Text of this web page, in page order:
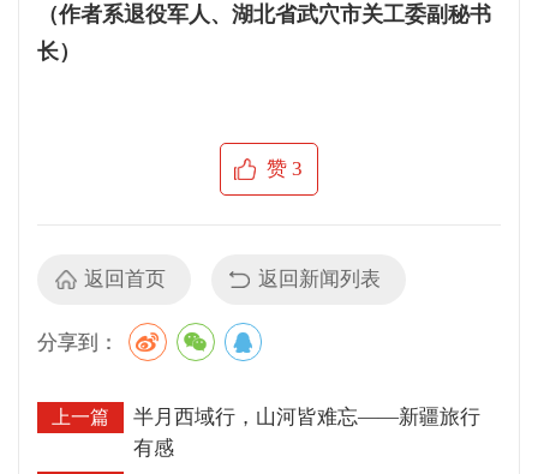
（作者系退役军人、湖北省武穴市关工委副秘书
长）
赞3
返回首页 返回新闻列表
分享到：
上一篇
半月西域行，山河皆难忘——新疆旅行
有感